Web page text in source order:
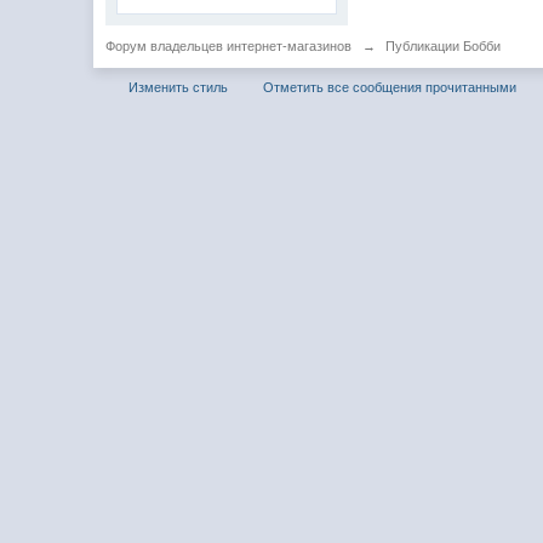
Форум владельцев интернет-магазинов → Публикации Бобби
Изменить стиль Отметить все сообщения прочитанными